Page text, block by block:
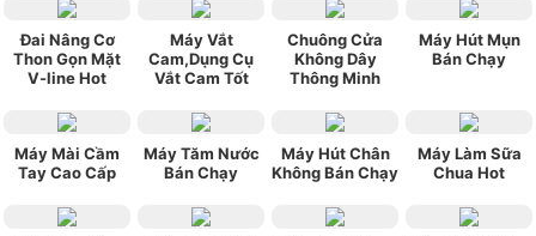
Đai Nâng Cơ
Thon Gọn Mặt
V-line Hot
Máy Vắt
Cam,Dụng Cụ
Vắt Cam Tốt
Chuông Cửa
Không Dây
Thông Minh
Máy Hút Mụn
Bán Chạy
Máy Mài Cầm
Tay Cao Cấp
Máy Tăm Nước
Bán Chạy
Máy Hút Chân
Không Bán Chạy
Máy Làm Sữa
Chua Hot